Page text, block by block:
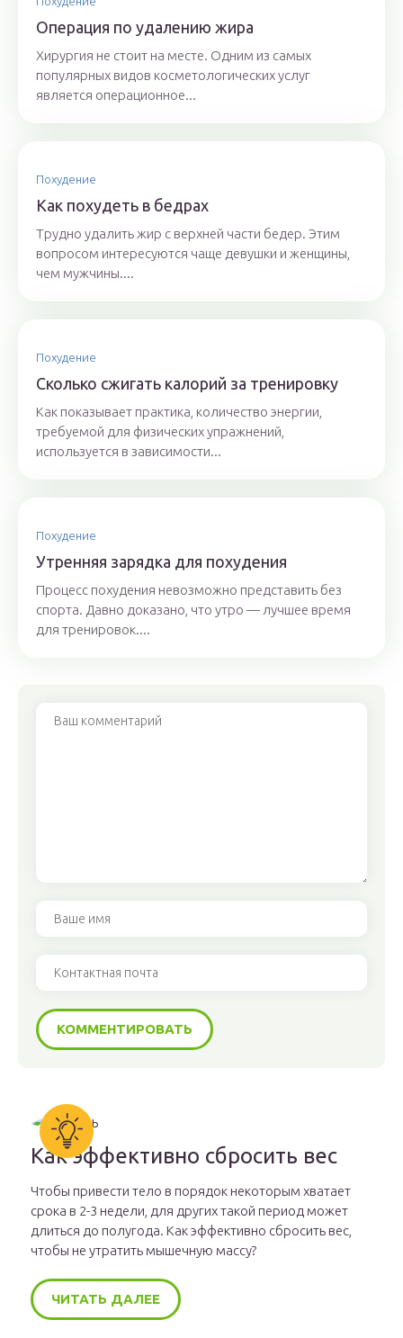
Операция по удалению жира
Хирургия не стоит на месте. Одним из самых
популярных видов косметологических услуг
является операционное...
Похудение
Как похудеть в бедрах
Трудно удалить жир с верхней части бедер. Этим
вопросом интересуются чаще девушки и женщины,
чем мужчины....
Похудение
Сколько сжигать калорий за тренировку
Как показывает практика, количество энергии,
требуемой для физических упражнений,
используется в зависимости...
Похудение
Утренняя зарядка для похудения
Процесс похудения невозможно представить без
спорта. Давно доказано, что утро — лучшее время
для тренировок....
Как эффективно сбросить вес
Чтобы привести тело в порядок некоторым хватает
срока в 2-3 недели, для других такой период может
длиться до полугода. Как эффективно сбросить вес,
чтобы не утратить мышечную массу?
ЧИТАТЬ ДАЛЕЕ